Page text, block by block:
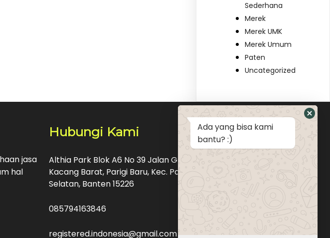
Sederhana
Merek
Merek UMK
Merek Umum
Paten
Uncategorized
jasa
hal
Hubungi Kami
Althia Park Blok A6 No 39 Jalan Graha Raya Bintaro Pondok
Kacang Barat, Parigi Baru, Kec. Pd. Aren, Kota Tangerang
Selatan, Banten 15226
085794163846
registered.indonesia@gmail.com
Ada yang bisa kami
bantu? :)